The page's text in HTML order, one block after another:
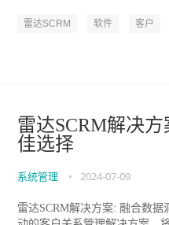
雷达SCRM 软件 客户
雷达SCRM解决
佳选择
系统管理 • 2024-07-09
雷达SCRM解决方案: 融合数